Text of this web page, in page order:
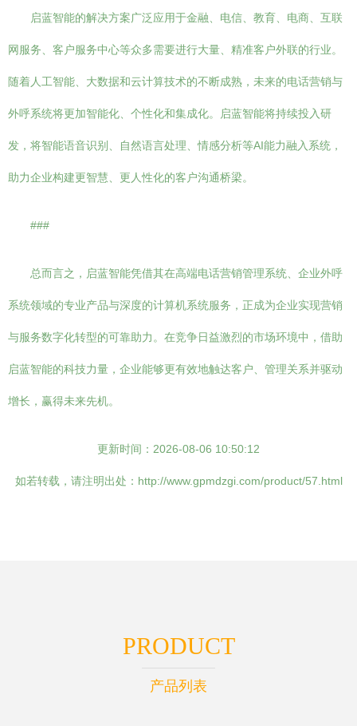
启蓝智能的解决方案广泛应用于金融、电信、教育、电商、互联
网服务、客户服务中心等众多需要进行大量、精准客户外联的行业。
随着人工智能、大数据和云计算技术的不断成熟，未来的电话营销与
外呼系统将更加智能化、个性化和集成化。启蓝智能将持续投入研
发，将智能语音识别、自然语言处理、情感分析等AI能力融入系统，
助力企业构建更智慧、更人性化的客户沟通桥梁。
###
总而言之，启蓝智能凭借其在高端电话营销管理系统、企业外呼
系统领域的专业产品与深度的计算机系统服务，正成为企业实现营销
与服务数字化转型的可靠助力。在竞争日益激烈的市场环境中，借助
启蓝智能的科技力量，企业能够更有效地触达客户、管理关系并驱动
增长，赢得未来先机。
更新时间：2026-08-06 10:50:12
如若转载，请注明出处：http://www.gpmdzgi.com/product/57.html
PRODUCT
产品列表